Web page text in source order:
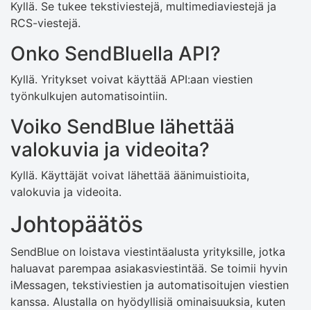
Kyllä. Se tukee tekstiviestejä, multimediaviestejä ja
RCS-viestejä.
Onko SendBluella API?
Kyllä. Yritykset voivat käyttää API:aan viestien
työnkulkujen automatisointiin.
Voiko SendBlue lähettää
valokuvia ja videoita?
Kyllä. Käyttäjät voivat lähettää äänimuistioita,
valokuvia ja videoita.
Johtopäätös
SendBlue on loistava viestintäalusta yrityksille, jotka
haluavat parempaa asiakasviestintää. Se toimii hyvin
iMessagen, tekstiviestien ja automatisoitujen viestien
kanssa. Alustalla on hyödyllisiä ominaisuuksia, kuten